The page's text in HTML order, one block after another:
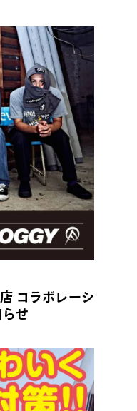
コラボレーシ
せ